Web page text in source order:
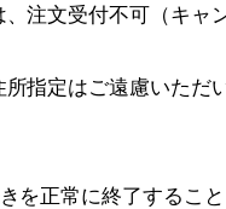
、注文受付不可（キャ
所指定はご遠慮いただ
を正常に終了すること